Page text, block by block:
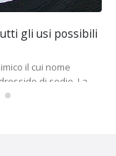
gli usi possibili
il cui nome
di sodio. La...